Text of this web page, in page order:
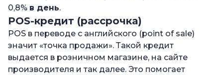
0,8% в день.
POS-кредит (рассрочка)
POS в переводе с английского (point of sale)
значит «точка продажи». Такой кредит
выдается в розничном магазине, на сайте
производителя и так далее. Это помогает